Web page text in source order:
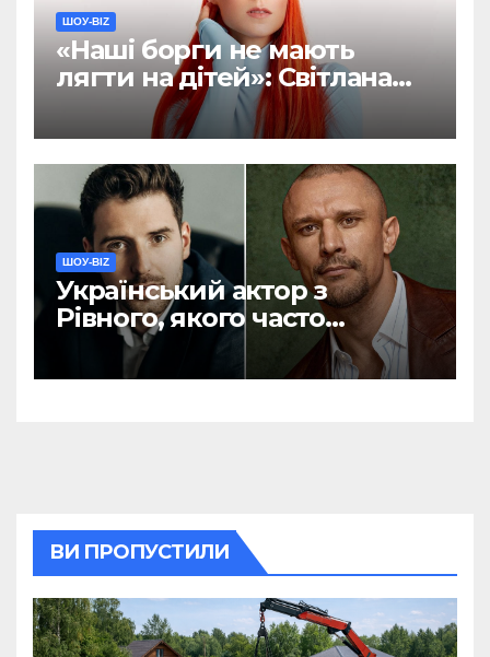
ШОУ-BIZ
«Наші борги не мають
лягти на дітей»: Світлана
Тарабарова хоче написати
заповіт
ШОУ-BIZ
Український актор з
Рівного, якого часто
називають конкурентом
Тараса Цимбалюка,
ВИ ПРОПУСТИЛИ